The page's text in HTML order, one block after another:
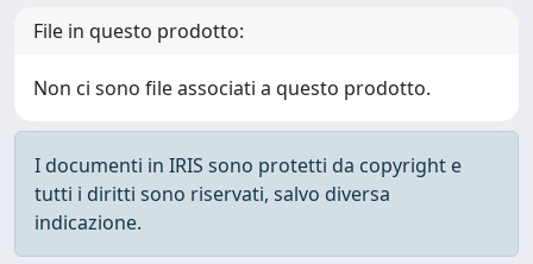
File in questo prodotto:
Non ci sono file associati a questo prodotto.
I documenti in IRIS sono protetti da copyright e
tutti i diritti sono riservati, salvo diversa
indicazione.